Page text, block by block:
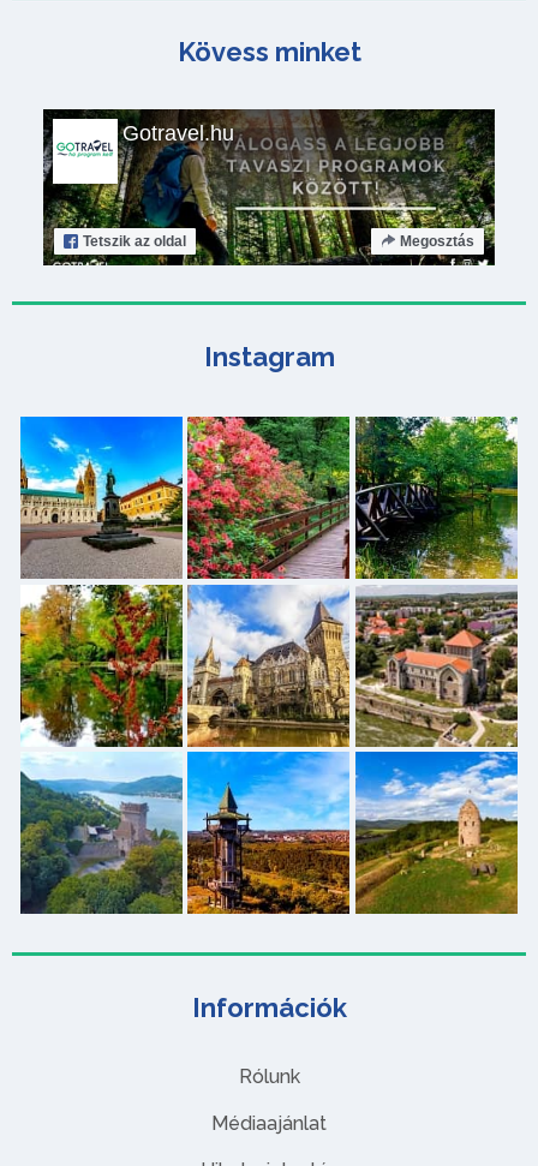
Információk
Rólunk
Médiaajánlat
Kövess minket
Gotravel.hu
Tetszik az oldal Megosztás
Instagram